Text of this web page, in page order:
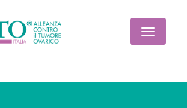
Toggle